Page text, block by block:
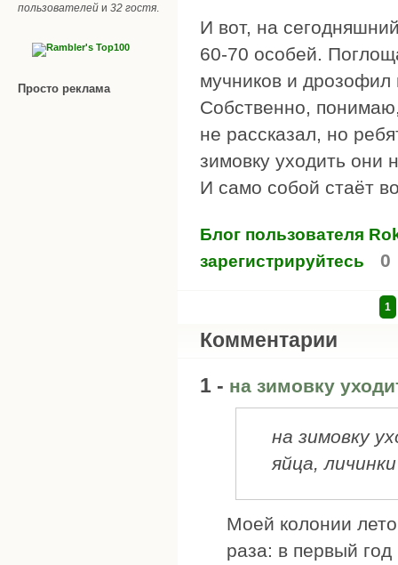
пользователей и 32 гостя
Просто реклама
И вот, на
60-70 особей.
мучников и дрозофил
Собственно,
не рассказал, но
зимовку уходить они
И само собой стаёт
Блог пользователя
зарегистрируйтесь
0
1
Комментарии
1 - на зимовку
на зимовку
яйца,
Моей колонии
раза: в первый